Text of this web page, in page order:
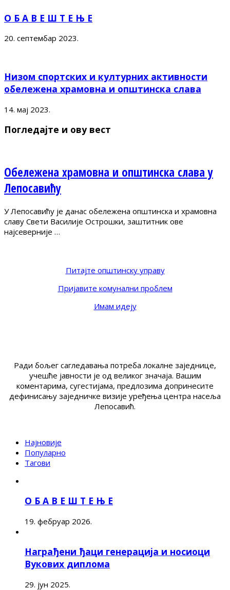
О Б А В Е Ш Т Е Њ Е
20. септембар 2023.
Низом спортских и културних активности
обележена храмовна и општинска слава
14. мај 2023.
Погледајте и ову вест
Обележена храмовна и општинска слава у
Лепосавићу
У Лепосавићу је данас обележена општинска и храмовна
славу Свети Василије Острошки, заштитник ове
најсеверније …
Питајте општинску управу
Пријавите комунални проблем
Имам идеју
Ради бољег сагледавања потреба локалне заједнице,
учешће јавности је од великог значаја. Вашим
коментарима, сугестијама, предлозима допринесите
дефинисању заједничке визије уређења центра насеља
Лепосавић.
Најновије
Популарно
Тагови
О Б А В Е Ш Т Е Њ Е
19. фебруар 2026.
Награђени ђаци генерација и носиоци
Вукових диплома
29. јун 2025.